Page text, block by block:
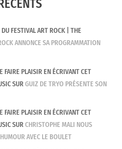
FESTIVAL ART ROCK | THE
ANNONCE SA PROGRAMMATION
PLAISIR EN ÉCRIVANT CET
SURGUIZ DE TRYO PRÉSENTE SON
PLAISIR EN ÉCRIVANT CET
SURCHRISTOPHE MALI NOUS
AVEC LE BOULET